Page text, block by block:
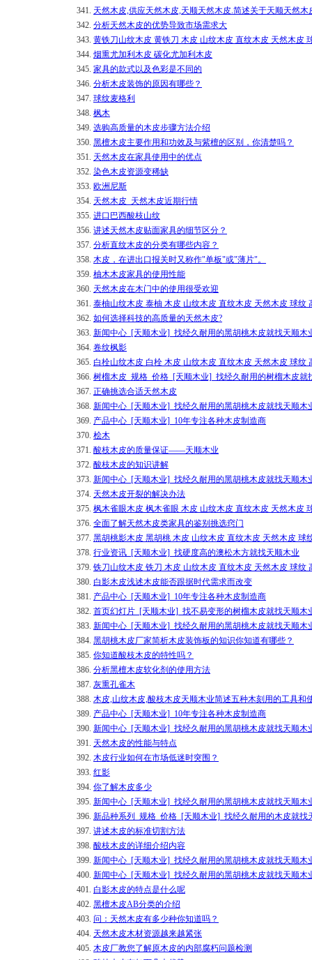
341. 天然木皮,供应天然木皮,天顺天然木皮.简述关于天顺天然木
342. 分析天然木皮的优势导致市场需求大
343. 黄铁刀山纹木皮 黄铁刀 木皮 山纹木皮 直纹木皮 天然木皮
344. 烟熏尤加利木皮 碳化尤加利木皮
345. 家具的款式以及色彩是不同的
346. 分析木皮装饰的原因有哪些？
347. 球纹麦格利
348. 枫木
349. 选购高质量的木皮步骤方法介绍
350. 黑檀木皮主要作用和功效及与紫檀的区别，你清楚吗？
351. 天然木皮在家具使用中的优点
352. 染色木皮资源变稀缺
353. 欧洲尼斯
354. 天然木皮_天然木皮近期行情
355. 进口巴西酸枝山纹
356. 讲述天然木皮贴面家具的细节区分？
357. 分析直纹木皮的分类有哪些内容？
358. 木皮，在进出口报关时又称作"单板"或"薄片"。
359. 柚木木皮家具的使用性能
360. 天然木皮在木门中的使用很受欢迎
361. 泰柚山纹木皮 泰柚 木皮 山纹木皮 直纹木皮 天然木皮 球纹
362. 如何选择科技的高质量的天然木皮?
363. 新闻中心_[天顺木业]_找经久耐用的黑胡桃木皮就找天顺木
364. 卷纹枫影
365. 白栓山纹木皮 白栓 木皮 山纹木皮 直纹木皮 天然木皮 球纹
366. 树榴木皮_规格_价格_[天顺木业]_找经久耐用的树榴木皮就
367. 正确挑选合适天然木皮
368. 新闻中心_[天顺木业]_找经久耐用的黑胡桃木皮就找天顺木
369. 产品中心_[天顺木业]_10年专注各种木皮制造商
370. 桧木
371. 酸枝木皮的质量保证——天顺木业
372. 酸枝木皮的知识讲解
373. 新闻中心_[天顺木业]_找经久耐用的黑胡桃木皮就找天顺木
374. 天然木皮开裂的解决办法
375. 枫木雀眼木皮 枫木雀眼 木皮 山纹木皮 直纹木皮 天然木皮
376. 全面了解天然木皮类家具的鉴别挑选窍门
377. 黑胡桃影木皮 黑胡桃 木皮 山纹木皮 直纹木皮 天然木皮 球
378. 行业资讯_[天顺木业]_找硬度高的澳松木方就找天顺木业
379. 铁刀山纹木皮 铁刀 木皮 山纹木皮 直纹木皮 天然木皮 球纹
380. 白影木皮浅述木皮能否跟据时代需求而改变
381. 产品中心_[天顺木业]_10年专注各种木皮制造商
382. 首页幻灯片_[天顺木业]_找不易变形的树榴木皮就找天顺木
383. 新闻中心_[天顺木业]_找经久耐用的黑胡桃木皮就找天顺木
384. 黑胡桃木皮厂家简析木皮装饰板的知识你知道有哪些？
385. 你知道酸枝木皮的特性吗？
386. 分析黑檀木皮软化剂的使用方法
387. 灰熏孔雀木
388. 木皮,山纹木皮,酸枝木皮天顺木业简述五种木刻用的工具和
389. 产品中心_[天顺木业]_10年专注各种木皮制造商
390. 新闻中心_[天顺木业]_找经久耐用的黑胡桃木皮就找天顺木
391. 天然木皮的性能与特点
392. 木皮行业如何在市场低迷时突围？
393. 红影
394. 你了解木皮多少
395. 新闻中心_[天顺木业]_找经久耐用的黑胡桃木皮就找天顺木
396. 新品种系列_规格_价格_[天顺木业]_找经久耐用的木皮就找
397. 讲述木皮的标准切割方法
398. 酸枝木皮的详细介绍内容
399. 新闻中心_[天顺木业]_找经久耐用的黑胡桃木皮就找天顺木
400. 新闻中心_[天顺木业]_找经久耐用的黑胡桃木皮就找天顺木
401. 白影木皮的特点是什么呢
402. 黑檀木皮AB分类的介绍
403. 问：天然木皮有多少种你知道吗？
404. 天然木皮木材资源越来越紧张
405. 木皮厂教您了解原木皮的内部腐朽问题检测